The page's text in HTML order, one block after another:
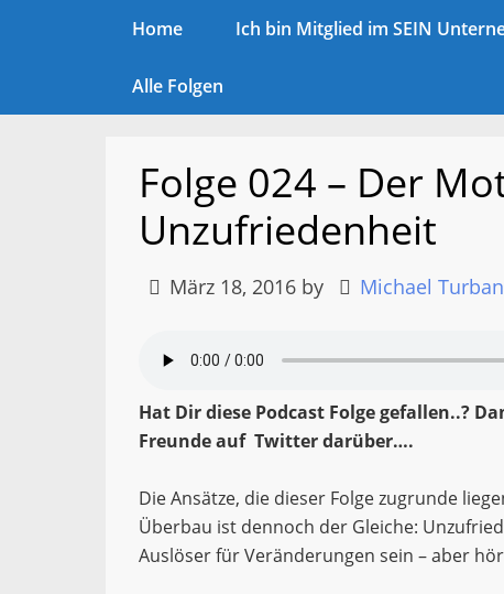
Home Ich bin Mitglied im SEIN
Alle Folgen
Folge 024 – Der
Unzufriedenheit
März 18, 2016 by Michael
Hat Dir diese Podcast Folge gefallen..?
Freunde auf Twitter darüber….
Die Ansätze, die dieser Folge zugrunde
Überbau ist dennoch der Gleiche:
Auslöser für Veränderungen sein – aber